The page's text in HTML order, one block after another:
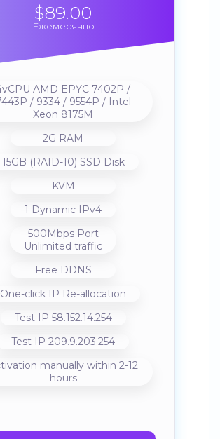
$89.00
Ежемесячно
AMD EPYC 7402P /
/ 9334 / 9554P / Intel
Xeon 8175M
2G RAM
15GB (RAID-10) SSD Disk
KVM
1 Dynamic IPv4
500Mbps Port
Unlimited traffic
Free DDNS
One-click IP Re-allocation
Test IP 58.152.14.254
Test IP 209.9.203.254
manually within 2-12
hours